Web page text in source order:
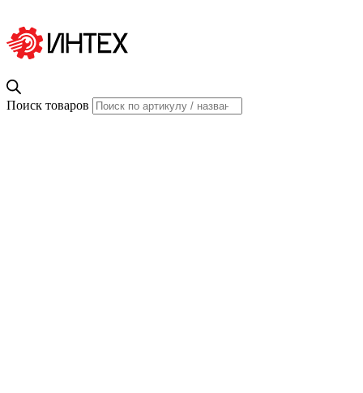
Поиск товаров